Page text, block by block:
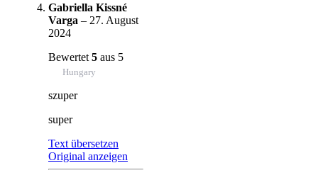
Gabriella Kissné
Varga – 27. August
2024
Bewertet 5 aus 5
Hungary
szuper
super
Text übersetzen
Original anzeigen